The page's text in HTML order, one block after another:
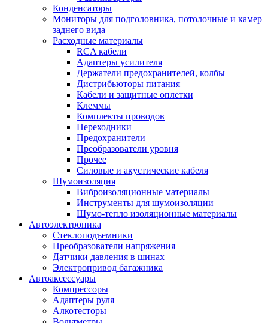
Конденсаторы
Мониторы для подголовника, потолочные и камер
заднего вида
Расходные материалы
RCA кабели
Адаптеры усилителя
Держатели предохранителей, колбы
Дистрибьюторы питания
Кабели и защитные оплетки
Клеммы
Комплекты проводов
Переходники
Предохранители
Преобразователи уровня
Прочее
Силовые и акустические кабеля
Шумоизоляция
Виброизоляционные материалы
Инструменты для шумоизоляции
Шумо-тепло изоляционные материалы
Автоэлектроника
Стеклоподъемники
Преобразователи напряжения
Датчики давления в шинах
Электропривод багажника
Автоаксессуары
Компрессоры
Адаптеры руля
Алкотесторы